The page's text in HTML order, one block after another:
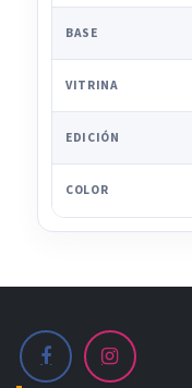
BASE
VITRINA
EDICIÓN
COLOR